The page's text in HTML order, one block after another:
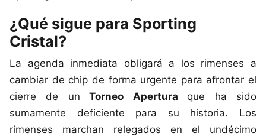
¿Qué sigue para Sporting
Cristal?
La agenda inmediata obligará a los rimenses a
cambiar de chip de forma urgente para afrontar el
cierre de un Torneo Aperturaque ha sido
sumamente deficiente para su historia. Los
rimenses marchan relegados en el undécimo